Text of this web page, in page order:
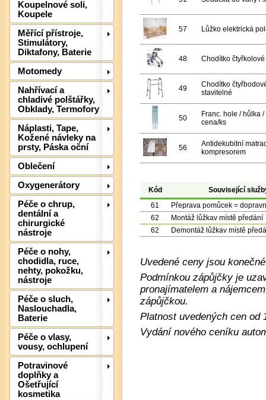
Koupelnové soli,
Koupele
Měřící přístroje,
Stimulátory,
Diktafony, Baterie
Motomedy
Nahřívací a
chladivé polštářky,
Obklady, Termofory
Náplasti, Tape,
Kožené návleky na
prsty, Páska oční
Oblečení
Oxygenerátory
Péče o chrup,
dentální a
chirurgické
nástroje
Péče o nohy,
chodidla, ruce,
nehty, pokožku,
nástroje
Péče o sluch,
Naslouchadla,
Baterie
Péče o vlasy,
vousy, ochlupení
Potravinové
doplňky a
Ošetřující
kosmetika
57 Lůžko elektrická
48 Chodítko
49
Chodítko
stavitelné
50
Franc. hole / hůlka
cena/ks
56
Antidekubitní
kompresorem
Kód
Související
61
Přeprava pomůcek =
62
Montáž lůžkav místě předání
62
Demontáž lůžkav místě
Uvedené ceny jsou
Podmínkou zápůjčky je
pronajímatelem a
zápůjčkou.
Platnost uvedených cen od
Vydání nového ceníku